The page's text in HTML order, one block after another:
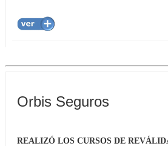
Orbis Seguros
REALIZÓ LOS CURSOS DE